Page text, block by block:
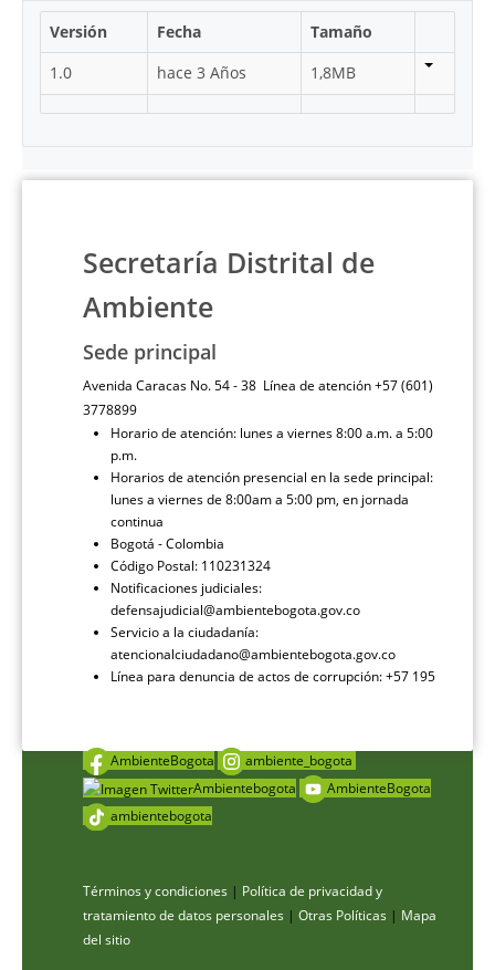
Versión Fecha
Tamaño
1.0
hace 3 Años 1,8MB
Secretaría Distrital de
Ambiente
Sede principal
Avenida Caracas No. 54 - 38 Línea de atención +57 (601)
3778899
Horario de atención: lunes a viernes 8:00 a.m. a 5:00
p.m.
Horarios de atención presencial en la sede principal:
lunes a viernes de 8:00am a 5:00 pm, en jornada
continua
Bogotá - Colombia
Código Postal: 110231324
Notificaciones judiciales:
defensajudicial@ambientebogota.gov.co
Servicio a la ciudadanía:
atencionalciudadano@ambientebogota.gov.co
Línea para denuncia de actos de corrupción: +57 195
AmbienteBogota
ambiente_bogota
Ambientebogota
AmbienteBogota
ambientebogota
Términos y condiciones | Política de privacidad y
tratamiento de datos personales | Otras Políticas | Mapa
del sitio